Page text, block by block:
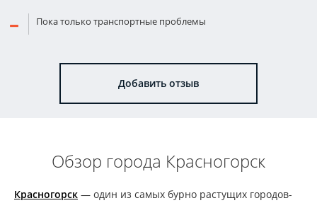
Пока только транспортные проблемы
Добавить отзыв
Обзор города Красногорск
Красногорск — один из самых бурно растущих городов-